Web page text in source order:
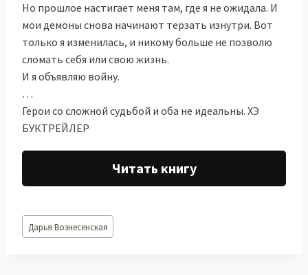
Но прошлое настигает меня там, где я не ожидала. И
мои демоны снова начинают терзать изнутри. Вот
только я изменилась, и никому больше не позволю
сломать себя или свою жизнь.
И я объявляю войну.
…
Герои со сложной судьбой и оба не идеальны. ХЭ
БУКТРЕЙЛЕР
Читать книгу
Метки
записи:
Дарья Вознесенская